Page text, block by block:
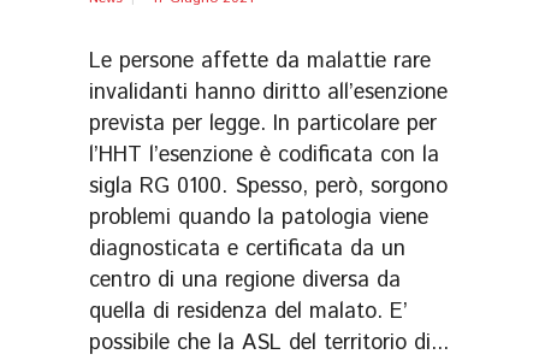
Le persone affette da malattie rare
invalidanti hanno diritto all’esenzione
prevista per legge. In particolare per
l’HHT l’esenzione è codificata con la
sigla RG 0100. Spesso, però, sorgono
problemi quando la patologia viene
diagnosticata e certificata da un
centro di una regione diversa da
quella di residenza del malato. E’
possibile che la ASL del territorio di...